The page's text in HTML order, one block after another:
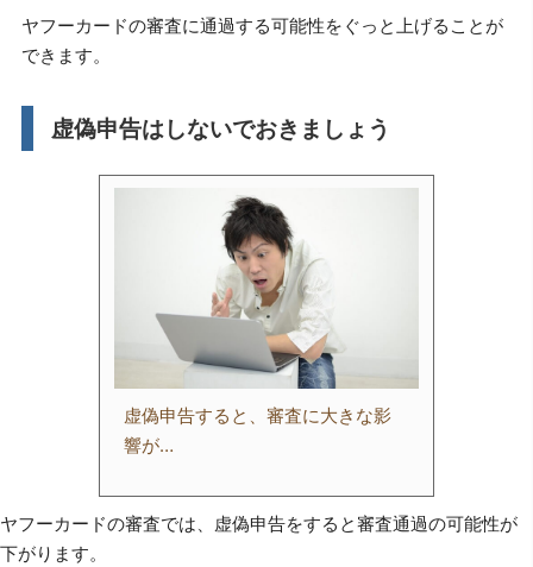
ヤフーカードの審査に通過する可能性をぐっと上げることが
できます。
虚偽申告はしないでおきましょう
虚偽申告すると、審査に大きな影
響が…
ヤフーカードの審査では、虚偽申告をすると審査通過の可能性が
下がります。